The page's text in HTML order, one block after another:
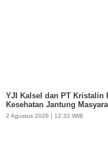
YJI Kalsel dan PT Kristalin
Kesehatan Jantung
2 Agustus 2026 | 12:32 WIB